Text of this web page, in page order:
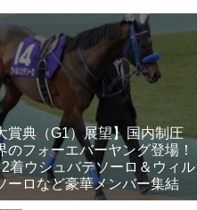
賞典（G1）展望】国内制圧
のフォーエバーヤング登場！
着ウシュバテソーロ＆ウィル
ーロなど豪華メンバー集結